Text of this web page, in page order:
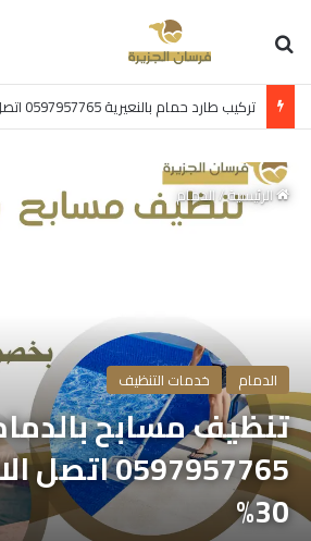
تركيب طارد حمام بالنعيرية 0597957765 اتصل الآن بخصم 30%
الرئيسية/الدمام
الدمام خدمات التنظيف
تنظيف مسابح
0597957765
30%